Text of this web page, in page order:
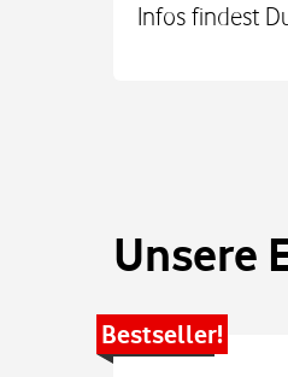
Infos findest
Unsere
Bestseller!